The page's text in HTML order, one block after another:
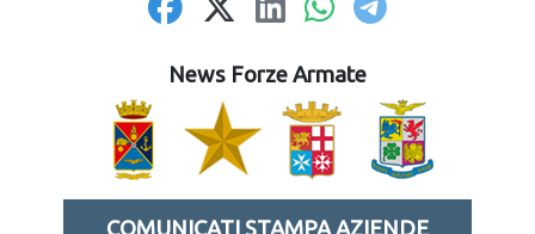
News Forze Armate
COMUNICATI STAMPA AZIENDE